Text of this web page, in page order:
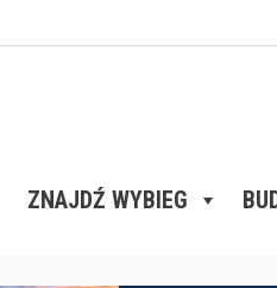
ZNAJDŹ WYBIEG